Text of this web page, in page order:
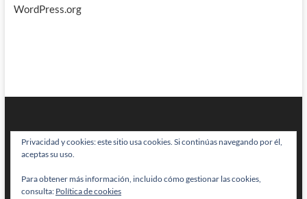
WordPress.org
BRAINSTOMPING| Diseñado por:Theme Freesia|WordPress| © Todos
los derechos reservados
Privacidad y cookies: este sitio usa cookies. Si continúas navegando por él,
aceptas su uso.
Para obtener más información, incluido cómo gestionar las cookies,
consulta: Política de cookies